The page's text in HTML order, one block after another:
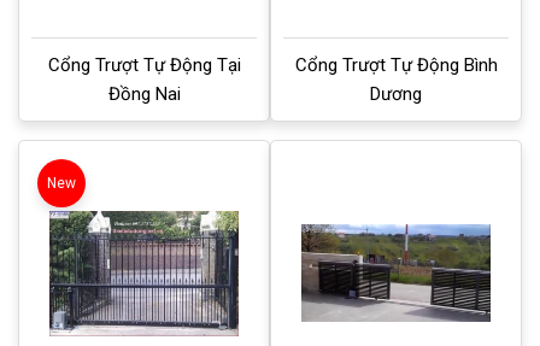
Cổng Trượt Tự Động Tại
Đồng Nai
Cổng Trượt Tự Động Bình
Dương
New